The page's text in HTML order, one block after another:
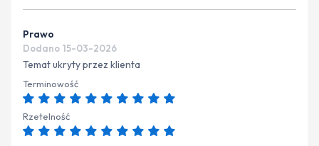
Prawo
Dodano 15-03-2026
Temat ukryty przez klienta
Terminowość
Rzetelność